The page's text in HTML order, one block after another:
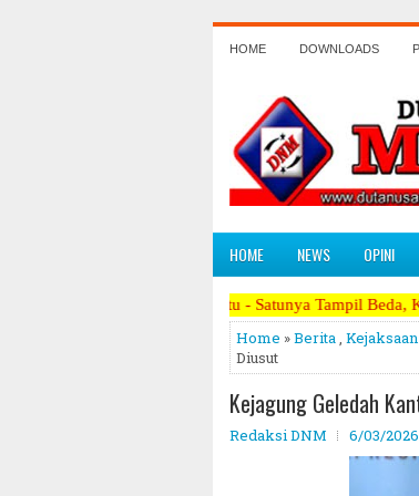
HOME DOWNLOADS
HOME NEWS OPINI
Satu - Satunya Tampil Beda, Koran Politik
Home »Berita, Kejaksaan
Diusut
Kejagung Geledah
Redaksi DNM 6/03/